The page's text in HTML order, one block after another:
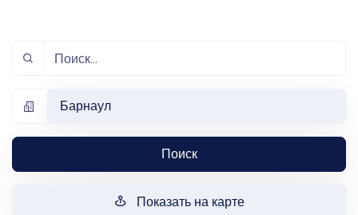
Барнаул
Поиск
Показать на карте